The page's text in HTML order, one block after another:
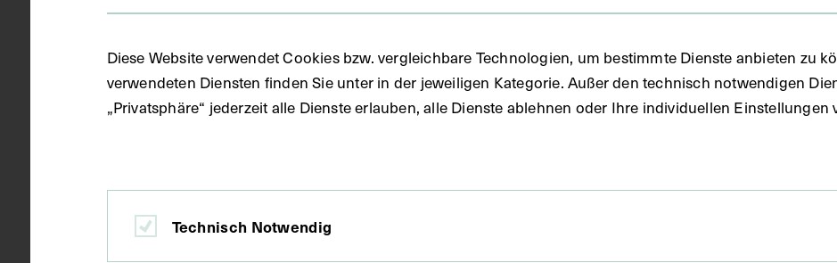
Gegenstand Ausschnitt
Paris
Diese Website verwendet Cookies bzw. vergleichbare Technologien, um bestimmte Dienste anbieten zu
verwendeten Diensten finden Sie unter in der jeweiligen Kategorie. Außer den technisch notwendigen
„Privatsphäre“ jederzeit alle Dienste erlauben, alle Dienste ablehnen oder Ihre individuellen
Technisch Notwendig